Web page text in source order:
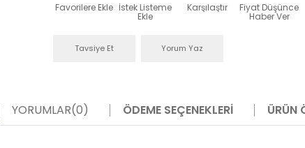
Favorilere Ekle İstek Listeme
Ekle
Karşılaştır Fiyat Düşünce
Haber Ver
Tavsiye Et Yorum Yaz
YORUMLAR(0) ÖDEME SEÇENEKLERI ÜRÜN